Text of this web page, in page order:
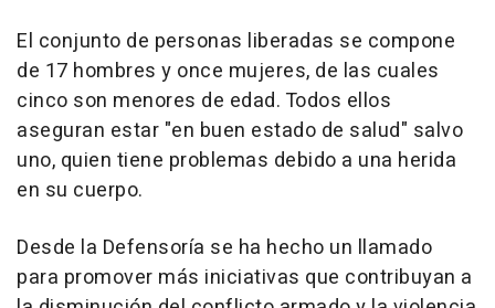
El conjunto de personas liberadas se compone
de 17 hombres y once mujeres, de las cuales
cinco son menores de edad. Todos ellos
aseguran estar "en buen estado de salud" salvo
uno, quien tiene problemas debido a una herida
en su cuerpo.
Desde la Defensoría se ha hecho un llamado
para promover más iniciativas que contribuyan a